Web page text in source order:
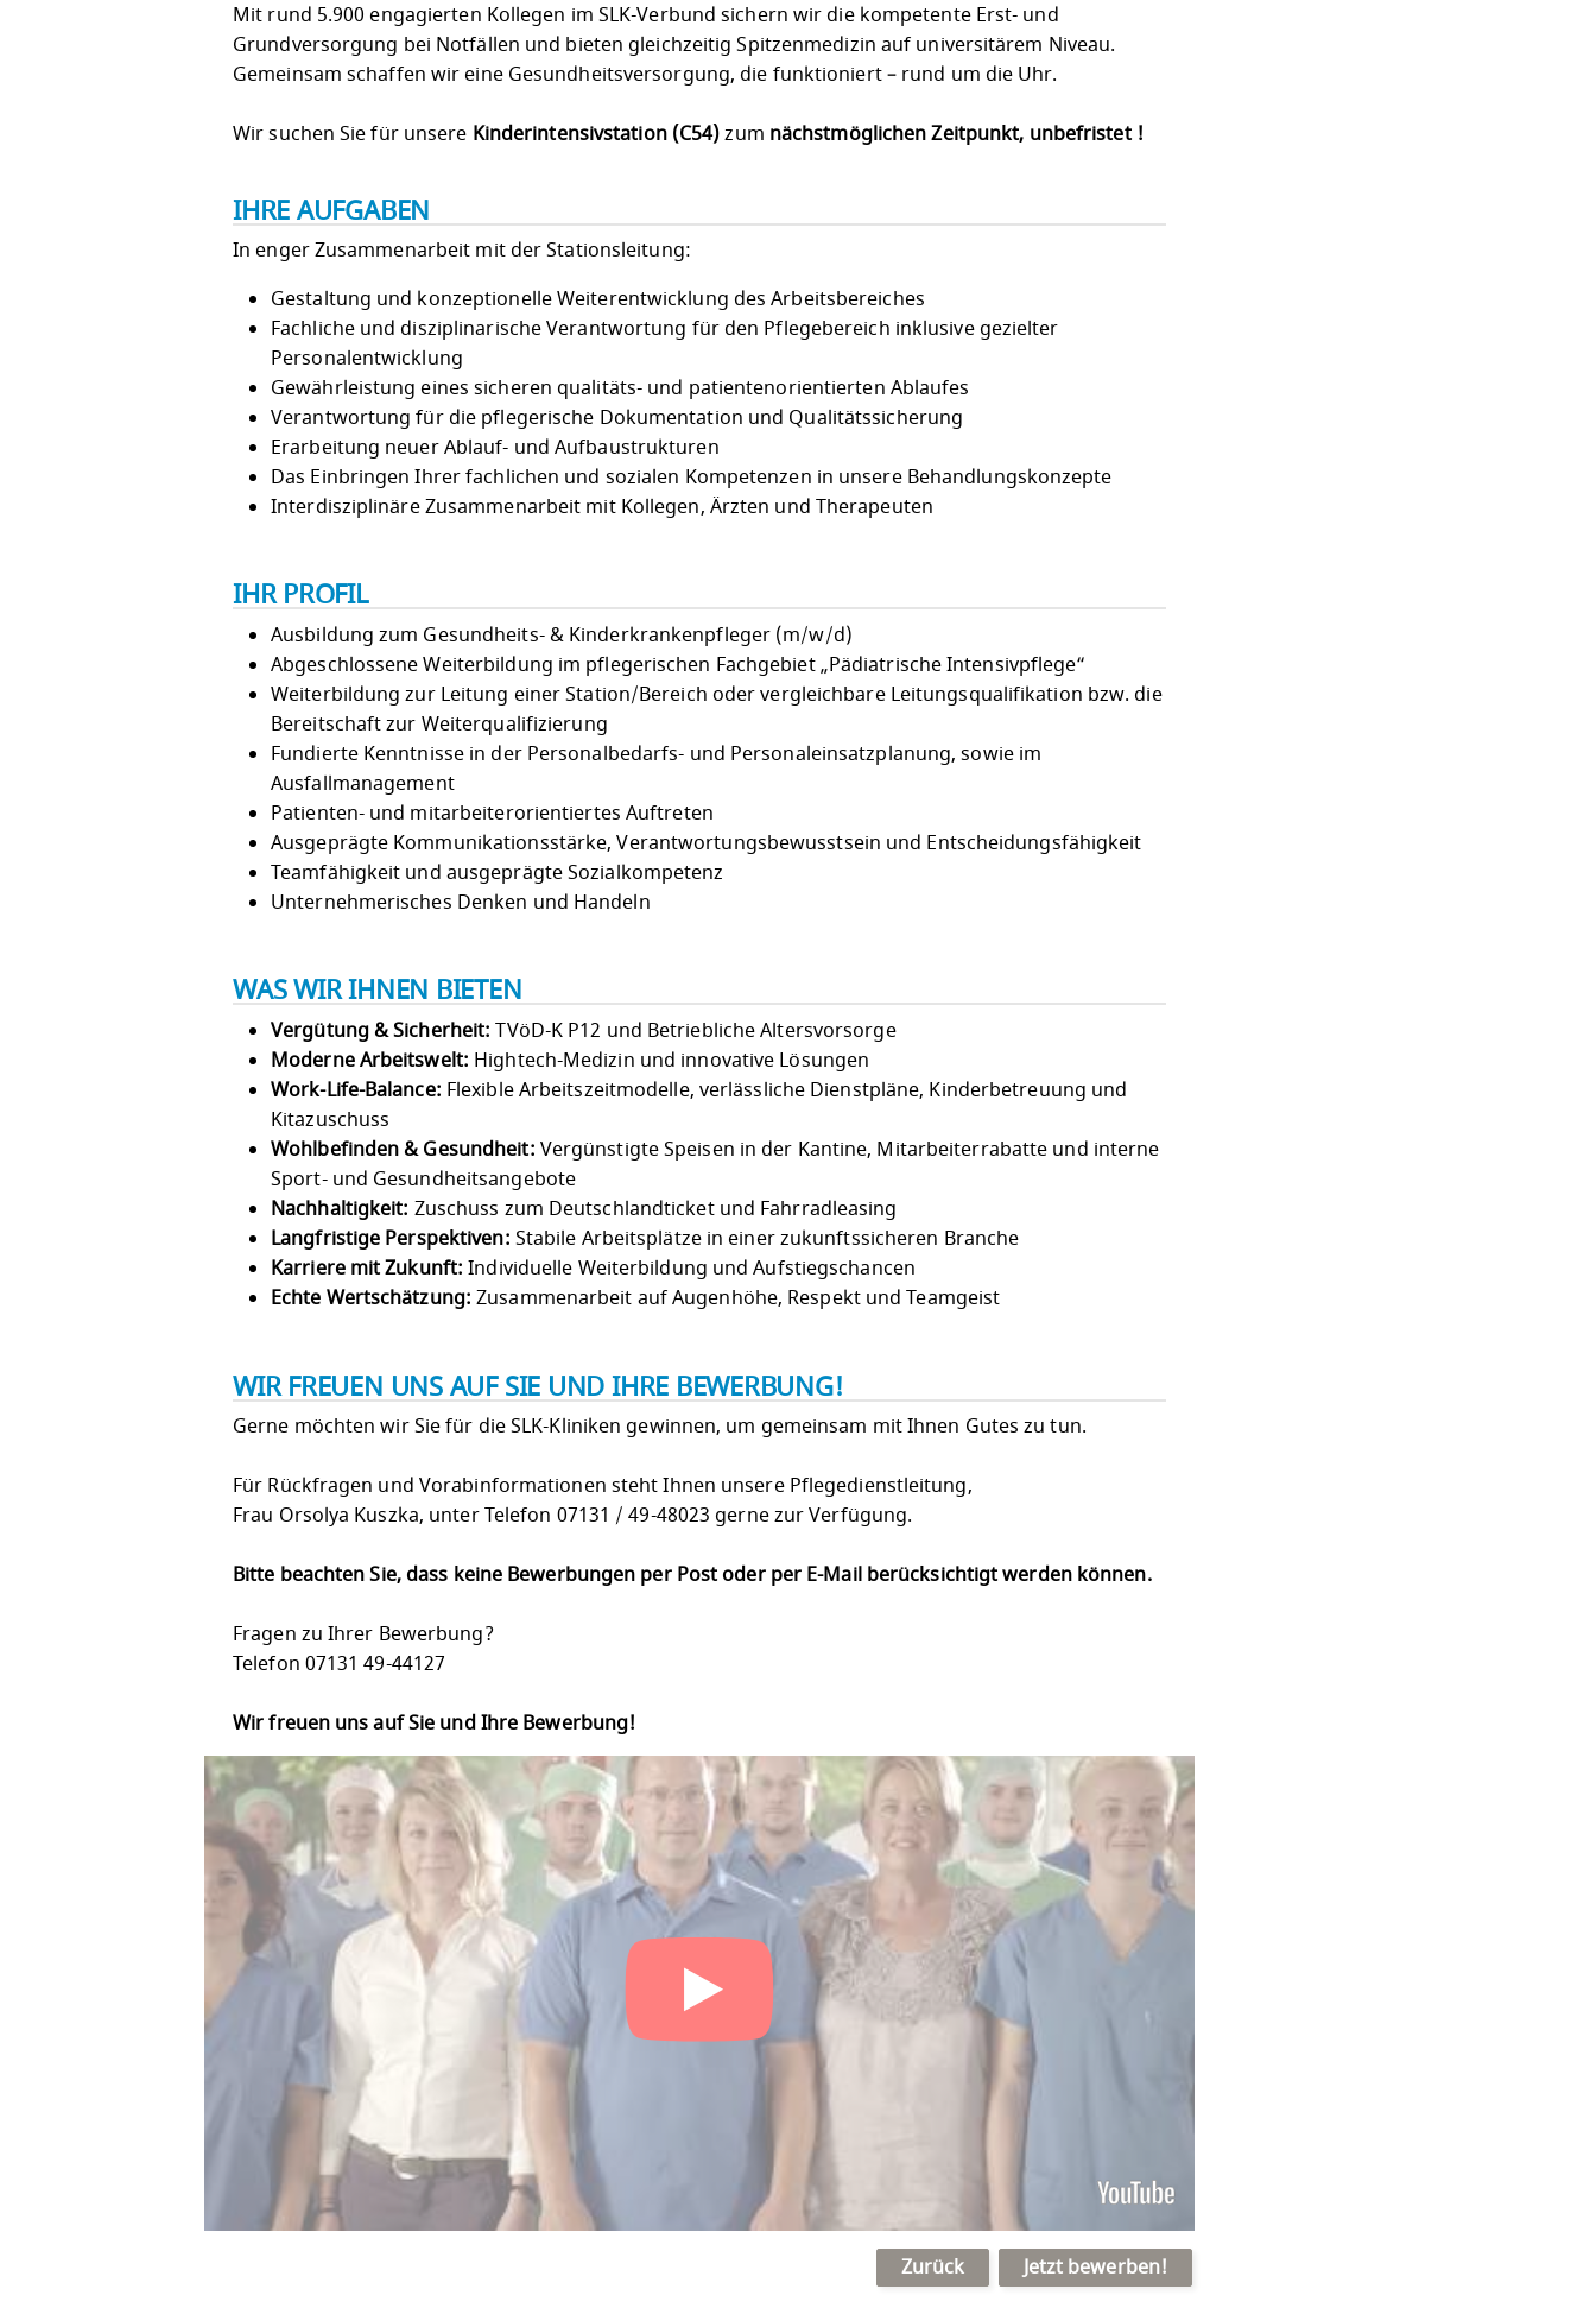
Mit rund 5.900 engagierten Kollegen im SLK-Verbund sichern wir die kompetente Erst- und
Grundversorgung bei Notfällen und bieten gleichzeitig Spitzenmedizin auf universitärem Niveau.
Gemeinsam schaffen wir eine Gesundheitsversorgung, die funktioniert – rund um die Uhr.
Wir suchen Sie für unsere Kinderintensivstation (C54)zum nächstmöglichen Zeitpunkt, unbefristet !
IHRE AUFGABEN
In enger Zusammenarbeit mit der Stationsleitung:
Gestaltung und konzeptionelle Weiterentwicklung des Arbeitsbereiches
Fachliche und disziplinarische Verantwortung für den Pflegebereich inklusive gezielter
Personalentwicklung
Gewährleistung eines sicheren qualitäts- und patientenorientierten Ablaufes
Verantwortung für die pflegerische Dokumentation und Qualitätssicherung
Erarbeitung neuer Ablauf- und Aufbaustrukturen
Das Einbringen Ihrer fachlichen und sozialen Kompetenzen in unsere Behandlungskonzepte
Interdisziplinäre Zusammenarbeit mit Kollegen, Ärzten und Therapeuten
IHR PROFIL
Ausbildung zum Gesundheits- & Kinderkrankenpfleger (m/w/d)
Abgeschlossene Weiterbildung im pflegerischen Fachgebiet „Pädiatrische Intensivpflege“
Weiterbildung zur Leitung einer Station/Bereich oder vergleichbare Leitungsqualifikation bzw. die
Bereitschaft zur Weiterqualifizierung
Fundierte Kenntnisse in der Personalbedarfs- und Personaleinsatzplanung, sowie im
Ausfallmanagement
Patienten- und mitarbeiterorientiertes Auftreten
Ausgeprägte Kommunikationsstärke, Verantwortungsbewusstsein und Entscheidungsfähigkeit
Teamfähigkeit und ausgeprägte Sozialkompetenz
Unternehmerisches Denken und Handeln
WAS WIR IHNEN BIETEN
Vergütung & Sicherheit: TVöD-K P12 und Betriebliche Altersvorsorge
Moderne Arbeitswelt: Hightech-Medizin und innovative Lösungen
Work-Life-Balance: Flexible Arbeitszeitmodelle, verlässliche Dienstpläne, Kinderbetreuung und
Kitazuschuss
Wohlbefinden & Gesundheit: Vergünstigte Speisen in der Kantine, Mitarbeiterrabatte und interne
Sport- und Gesundheitsangebote
Nachhaltigkeit: Zuschuss zum Deutschlandticket und Fahrradleasing
Langfristige Perspektiven: Stabile Arbeitsplätze in einer zukunftssicheren Branche
Karriere mit Zukunft: Individuelle Weiterbildung und Aufstiegschancen
Echte Wertschätzung: Zusammenarbeit auf Augenhöhe, Respekt und Teamgeist
WIR FREUEN UNS AUF SIE UND IHRE BEWERBUNG!
Gerne möchten wir Sie für die SLK-Kliniken gewinnen, um gemeinsam mit Ihnen Gutes zu tun.
Für Rückfragen und Vorabinformationen steht Ihnen unsere Pflegedienstleitung,
Frau Orsolya Kuszka, unter Telefon 07131 / 49-48023 gerne zur Verfügung.
Bitte beachten Sie, dass keine Bewerbungen per Post oder per E-Mail berücksichtigt werden können.
Fragen zu Ihrer Bewerbung?
Telefon 07131 49-44127
Wir freuen uns auf Sie und Ihre Bewerbung!
Zurück Jetzt bewerben!